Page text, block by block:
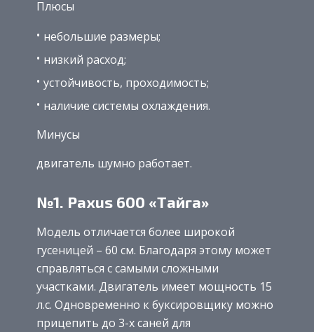
Плюсы
небольшие размеры;
низкий расход;
устойчивость, проходимость;
наличие системы охлаждения.
Минусы
двигатель шумно работает.
№1. Paxus 600 «Тайга»
Модель отличается более широкой
гусеницей – 60 см. Благодаря этому может
справляться с самыми сложными
участками. Двигатель имеет мощность 15
л.с. Одновременно к буксировщику можно
прицепить до 3-х саней для